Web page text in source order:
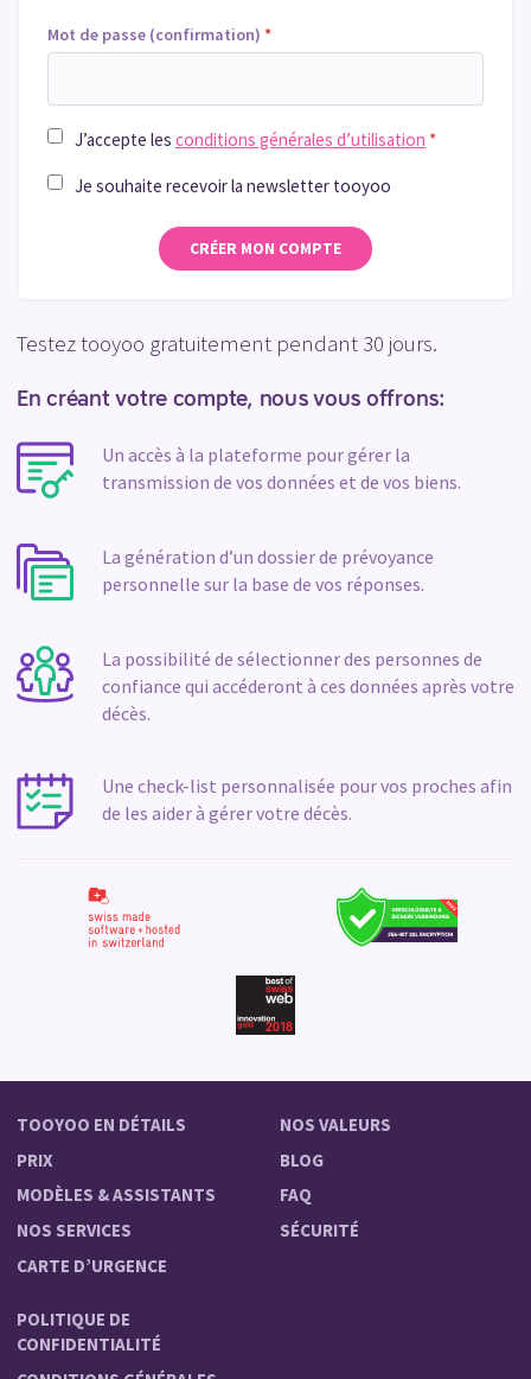
Mot de passe (confirmation) *
J’accepte les conditions générales d’utilisation *
Je souhaite recevoir la newsletter tooyoo
CRÉER MON COMPTE
Testez tooyoo gratuitement pendant 30 jours.
En créant votre compte, nous vous offrons:
Un accès à la plateforme pour gérer la
transmission de vos données et de vos biens.
La génération d’un dossier de prévoyance
personnelle sur la base de vos réponses.
La possibilité de sélectionner des personnes de
confiance qui accéderont à ces données après votre
décès.
Une check-list personnalisée pour vos proches afin
de les aider à gérer votre décès.
TOOYOO EN DÉTAILS
PRIX
MODÈLES & ASSISTANTS
NOS SERVICES
CARTE D’URGENCE
NOS VALEURS
BLOG
FAQ
SÉCURITÉ
POLITIQUE DE
CONFIDENTIALITÉ